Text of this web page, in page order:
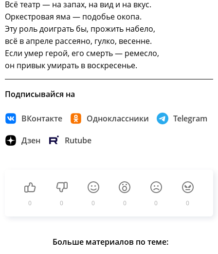
Всё театр — на запах, на вид и на вкус.
Оркестровая яма — подобье окопа.
Эту роль доиграть бы, прожить набело,
всё в апреле рассеяно, гулко, весенне.
Если умер герой, его смерть — ремесло,
он привык умирать в воскресенье.
Подписывайся на
ВКонтакте Одноклассники Telegram
Дзен Rutube
0 0 0 0 0 0
Больше материалов по теме: